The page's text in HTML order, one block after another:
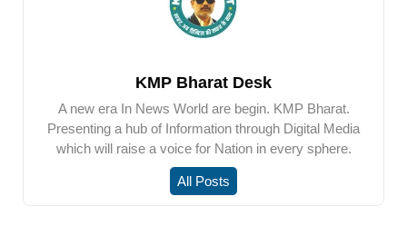
KMP Bharat Desk
A new era In News World are begin. KMP Bharat.
Presenting a hub of Information through Digital Media
which will raise a voice for Nation in every sphere.
All Posts